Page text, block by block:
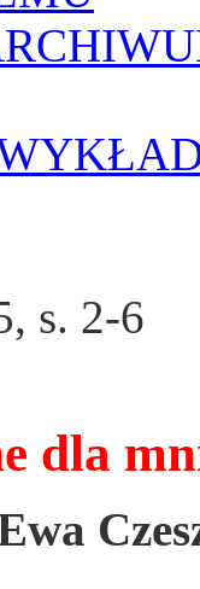
s. 2-6
dla